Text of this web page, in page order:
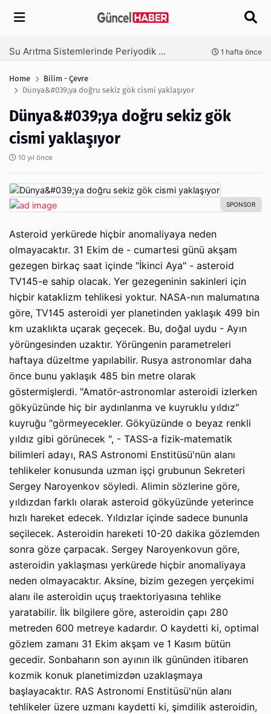
Arama
Ambalaj Süreçlerinde Yeni Nesil Verimliliği Olimpack ile Yakalayın 3 hafta önce
Home
Bilim - Çevre
Dünya&#039;ya doğru sekiz gök cismi yaklaşıyor
Dünya&#039;ya doğru sekiz gök
cismi yaklaşıyor
10 yıl önce
Asteroid yerkürede hiçbir anomaliyaya neden
olmayacaktır. 31 Ekim de - cumartesi günü akşam
gezegen birkaç saat içinde "İkinci Aya" - asteroid
TV145-e sahip olacak. Yer gezegeninin sakinleri için
hiçbir kataklizm tehlikesi yoktur. NASA-nın malumatına
göre, TV145 asteroidi yer planetinden yaklaşık 499 bin
km uzaklıkta uçarak geçecek. Bu, doğal uydu - Ayın
yörüngesinden uzaktır. Yörüngenin parametreleri
haftaya düzeltme yapılabilir. Rusya astronomlar daha
önce bunu yaklaşık 485 bin metre olarak
göstermişlerdi. "Amatör-astronomlar asteroidi izlerken
gökyüzünde hiç bir aydınlanma ve kuyruklu yıldız"
kuyruğu "görmeyecekler. Gökyüzünde o beyaz renkli
yıldız gibi görünecek ", - TASS-a fizik-matematik
bilimleri adayı, RAS Astronomi Enstitüsü'nün alanı
tehlikeler konusunda uzman işçi grubunun Sekreteri
Sergey Naroyenkov söyledi. Alimin sözlerine göre,
yıldızdan farklı olarak asteroid gökyüzünde yeterince
hızlı hareket edecek. Yıldızlar içinde sadece bununla
seçilecek. Asteroidin hareketi 10-20 dakika gözlemden
sonra göze çarpacak. Sergey Naroyenkovun göre,
asteroidin yaklaşması yerkürede hiçbir anomaliyaya
neden olmayacaktır. Aksine, bizim gezegen yerçekimi
alanı ile asteroidin uçuş traektoriyasına tehlike
yaratabilir. İlk bilgilere göre, asteroidin çapı 280
metreden 600 metreye kadardır. O kaydetti ki, optimal
gözlem zamanı 31 Ekim akşam ve 1 Kasım bütün
gecedir. Sonbaharın son ayının ilk gününden itibaren
kozmik konuk planetimizdən uzaklaşmaya
başlayacaktır. RAS Astronomi Enstitüsü'nün alanı
tehlikeler üzere uzmanı kaydetti ki, şimdilik asteroidin,